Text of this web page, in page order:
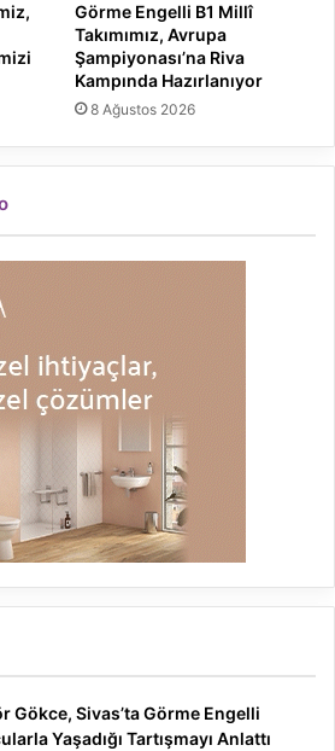
Görme Engelli B1 Millî
Takımımız, Avrupa
Şampiyonası’na Riva
Kampında Hazırlanıyor
8 Ağustos 2026
Gökce, Sivas’ta Görme Engelli
Yaşadığı Tartışmayı Anlattı